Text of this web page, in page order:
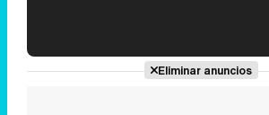
Eliminar anuncios